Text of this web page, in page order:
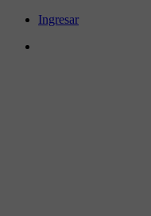
Ingresar